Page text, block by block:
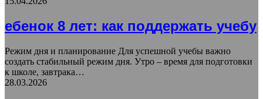
ебенок 8 лет: как поддержать учебу
Режим дня и планирование Для успешной учебы важно
создать стабильный режим дня. Утро – время для подготовки
к школе, завтрака…
28.03.2026